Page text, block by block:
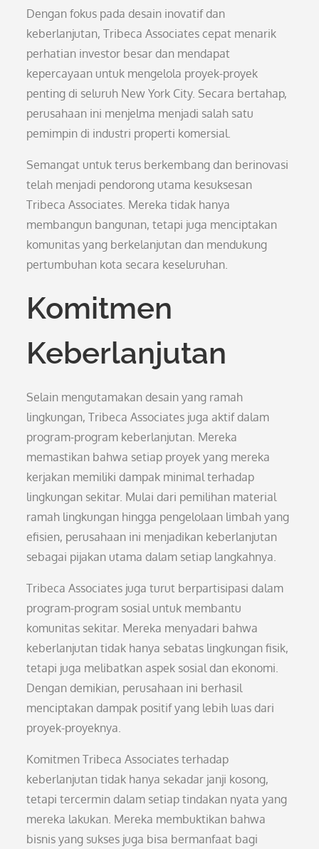
Dengan fokus pada desain inovatif dan
keberlanjutan, Tribeca Associates cepat menarik
perhatian investor besar dan mendapat
kepercayaan untuk mengelola proyek-proyek
penting di seluruh New York City. Secara bertahap,
perusahaan ini menjelma menjadi salah satu
pemimpin di industri properti komersial.
Semangat untuk terus berkembang dan berinovasi
telah menjadi pendorong utama kesuksesan
Tribeca Associates. Mereka tidak hanya
membangun bangunan, tetapi juga menciptakan
komunitas yang berkelanjutan dan mendukung
pertumbuhan kota secara keseluruhan.
Komitmen
Keberlanjutan
Selain mengutamakan desain yang ramah
lingkungan, Tribeca Associates juga aktif dalam
program-program keberlanjutan. Mereka
memastikan bahwa setiap proyek yang mereka
kerjakan memiliki dampak minimal terhadap
lingkungan sekitar. Mulai dari pemilihan material
ramah lingkungan hingga pengelolaan limbah yang
efisien, perusahaan ini menjadikan keberlanjutan
sebagai pijakan utama dalam setiap langkahnya.
Tribeca Associates juga turut berpartisipasi dalam
program-program sosial untuk membantu
komunitas sekitar. Mereka menyadari bahwa
keberlanjutan tidak hanya sebatas lingkungan fisik,
tetapi juga melibatkan aspek sosial dan ekonomi.
Dengan demikian, perusahaan ini berhasil
menciptakan dampak positif yang lebih luas dari
proyek-proyeknya.
Komitmen Tribeca Associates terhadap
keberlanjutan tidak hanya sekadar janji kosong,
tetapi tercermin dalam setiap tindakan nyata yang
mereka lakukan. Mereka membuktikan bahwa
bisnis yang sukses juga bisa bermanfaat bagi